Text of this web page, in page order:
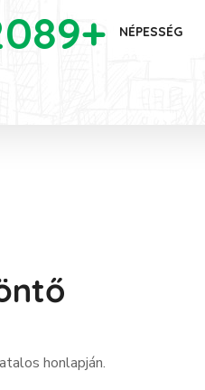
+ NÉPESSÉG
honlapján.